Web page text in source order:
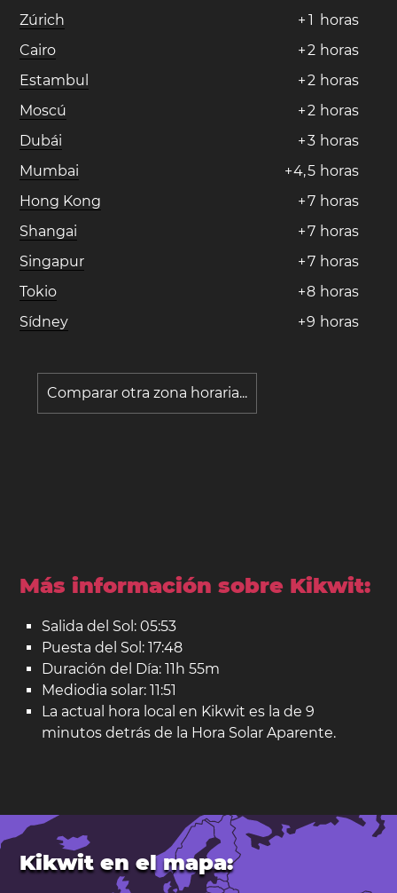
Zúrich
+ 1 horas
Cairo
+2 horas
Estambul
+2 horas
Moscú
+2 horas
Dubái
+3 horas
Mumbai
+4,5 horas
Hong Kong
+7 horas
Shangai
+7 horas
Singapur
+7 horas
Tokio
+8 horas
Sídney
+9 horas
Comparar otra zona horaria...
Más información sobre Kikwit:
Salida del Sol: 05:53
Puesta del Sol: 17:48
Duración del Día: 11h 55m
Mediodia solar: 11:51
La actual hora local en Kikwit es la de 9
minutos detrás de la Hora Solar Aparente.
Kikwit en el mapa: